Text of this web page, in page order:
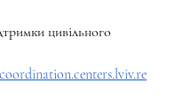
цивільного